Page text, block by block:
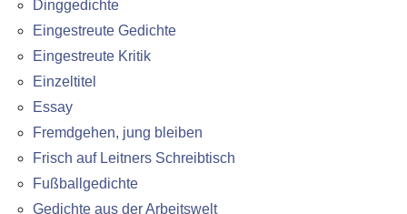
Dinggedichte
Eingestreute Gedichte
Eingestreute Kritik
Einzeltitel
Essay
Fremdgehen, jung bleiben
Frisch auf Leitners Schreibtisch
Fußballgedichte
Gedichte aus der Arbeitswelt